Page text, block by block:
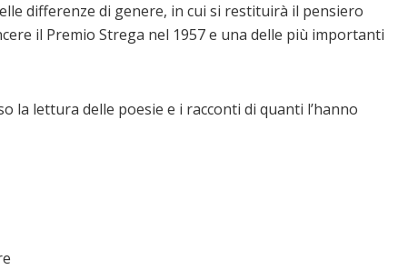
differenze di genere, in cui si restituirà il pensiero
il Premio Strega nel 1957 e una delle più importanti
la lettura delle poesie e i racconti di quanti l’hanno